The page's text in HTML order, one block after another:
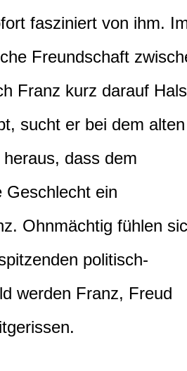
fasziniert von ihm.
Freundschaft
Franz kurz darauf Hals
sucht er bei dem alten
dass dem
Geschlecht ein
Ohnmächtig fühlen
politisch-
werden Franz, Freud